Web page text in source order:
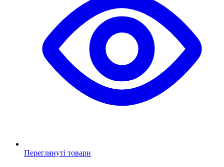
Переглянуті товари